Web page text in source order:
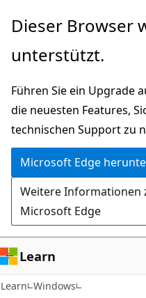
Zu
wechseln
Dieser Browser
unterstützt.
Führen Sie ein Upgrade
die neuesten Features,
technischen Support zu
Microsoft Edge
Weitere Informationen
Microsoft Edge
Learn
Learn Windows